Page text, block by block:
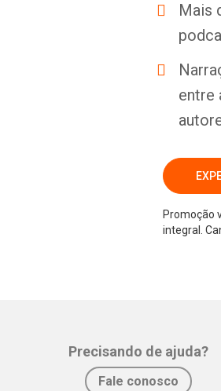
Mais
entre
Promoção
integral.
Precisando de ajuda?
Fale conosco